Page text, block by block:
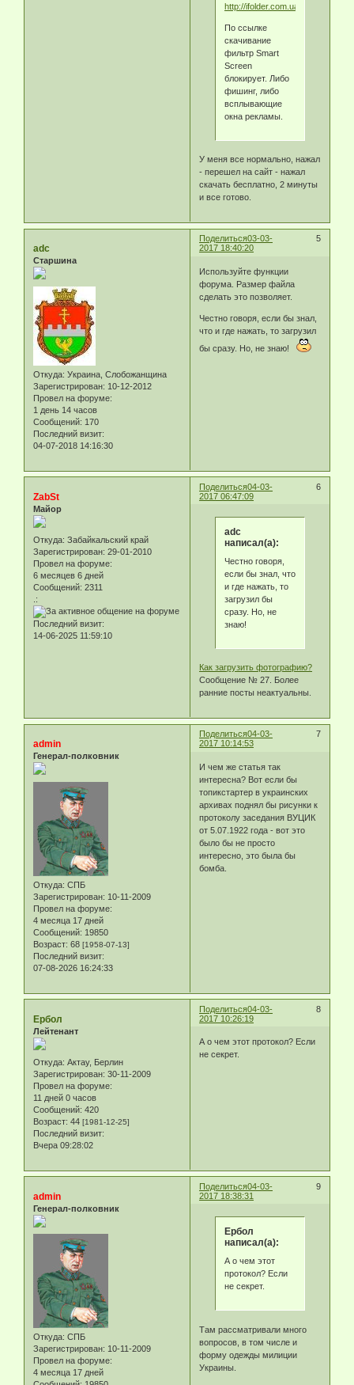
http://ifolder.com.ua/
По ссылке
скачивание
фильтр Smart
Screen
блокирует. Либо
фишинг, либо
всплывающие
окна рекламы.
У меня все нормально, нажал
- перешел на сайт - нажал
скачать бесплатно, 2 минуты
и все готово.
Поделиться 5
03-03-
2017 18:40:20
adc
Старшина
Откуда: Украина, Слобожанщина
Зарегистрирован: 10-12-2012
Провел на форуме:
1 день 14 часов
Сообщений: 170
Последний визит:
04-07-2018 14:16:30
Используйте функции
форума. Размер файла
сделать это позволяет.
Честно говоря, если бы знал,
что и где нажать, то загрузил
бы сразу. Но, не знаю!
Поделиться 6
04-03-
2017 06:47:09
ZabSt
Майор
Откуда: Забайкальский край
Зарегистрирован: 29-01-2010
Провел на форуме:
6 месяцев 6 дней
Сообщений: 2311
.:
Последний визит:
14-06-2025 11:59:10
adc
написал(а):
Честно говоря,
если бы знал, что
и где нажать, то
загрузил бы
сразу. Но, не
знаю!
Как загрузить фотографию?
Сообщение № 27. Более
ранние посты неактуальны.
Поделиться 7
04-03-
2017 10:14:53
admin
Генерал-полковник
Откуда: СПБ
Зарегистрирован: 10-11-2009
Провел на форуме:
4 месяца 17 дней
Сообщений: 19850
Возраст: 68 [1958-07-13]
Последний визит:
07-08-2026 16:24:33
И чем же статья так
интересна? Вот если бы
топикстартер в украинских
архивах поднял бы рисунки к
протоколу заседания ВУЦИК
от 5.07.1922 года - вот это
было бы не просто
интересно, это была бы
бомба.
Поделиться 8
04-03-
2017 10:26:19
Ербол
Лейтенант
Откуда: Актау, Берлин
Зарегистрирован: 30-11-2009
Провел на форуме:
11 дней 0 часов
Сообщений: 420
Возраст: 44 [1981-12-25]
Последний визит:
Вчера 09:28:02
А о чем этот протокол? Если
не секрет.
Поделиться 9
04-03-
2017 18:38:31
admin
Генерал-полковник
Откуда: СПБ
Зарегистрирован: 10-11-2009
Провел на форуме:
4 месяца 17 дней
Ербол
написал(а):
А о чем этот
протокол? Если
не секрет.
Там рассматривали много
вопросов, в том числе и
форму одежды милиции
Украины.